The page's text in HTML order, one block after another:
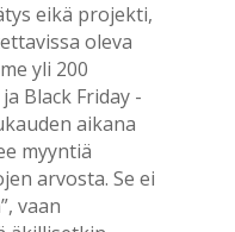
eikä projekti,
oleva
yli 200
Black Friday -
aikana
myyntiä
arvosta. Se ei
vaan